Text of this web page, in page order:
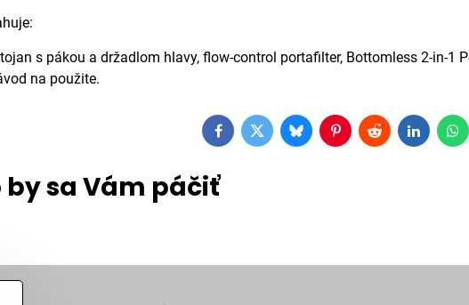
s pákou a držadlom hlavy, flow-control portafilter, Bottomless 2-in-1
na použite.
FacebookTwitterBlueskyPinterestRedditLinkedIn
by sa Vám páčiť